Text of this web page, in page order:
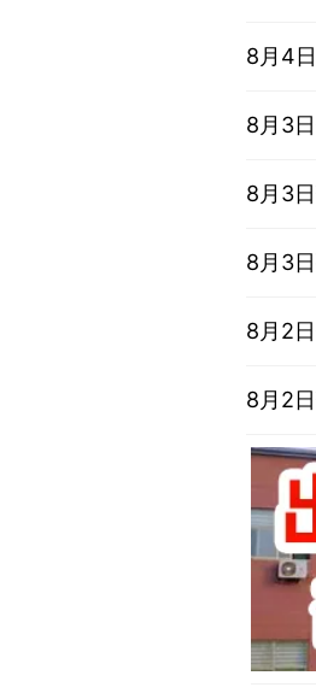
8月4
8月3
8月3
8月3
8月2
8月2